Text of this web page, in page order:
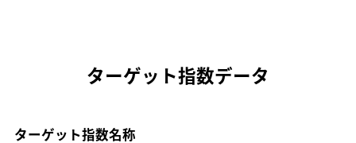
ターゲット指数データ